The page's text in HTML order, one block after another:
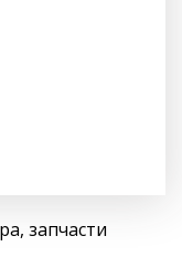
запчасти